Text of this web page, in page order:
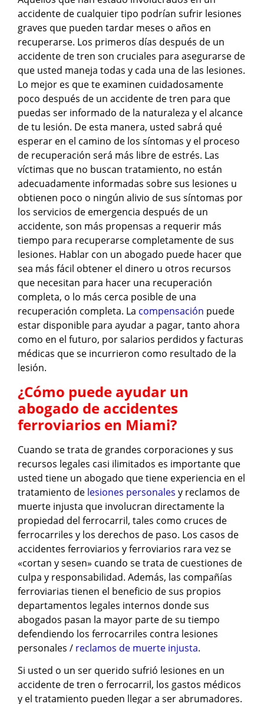
accidente de cualquier tipo podrían sufrir lesiones
graves que pueden tardar meses o años en
recuperarse. Los primeros días después de un
accidente de tren son cruciales para asegurarse de
que usted maneja todas y cada una de las lesiones.
Lo mejor es que te examinen cuidadosamente
poco después de un accidente de tren para que
puedas ser informado de la naturaleza y el alcance
de tu lesión. De esta manera, usted sabrá qué
esperar en el camino de los síntomas y el proceso
de recuperación será más libre de estrés. Las
víctimas que no buscan tratamiento, no están
adecuadamente informadas sobre sus lesiones u
obtienen poco o ningún alivio de sus síntomas por
los servicios de emergencia después de un
accidente, son más propensas a requerir más
tiempo para recuperarse completamente de sus
lesiones. Hablar con un abogado puede hacer que
sea más fácil obtener el dinero u otros recursos
que necesitan para hacer una recuperación
completa, o lo más cerca posible de una
recuperación completa. La compensación puede
estar disponible para ayudar a pagar, tanto ahora
como en el futuro, por salarios perdidos y facturas
médicas que se incurrieron como resultado de la
lesión.
¿Cómo puede ayudar un
abogado de accidentes
ferroviarios en Miami?
Cuando se trata de grandes corporaciones y sus
recursos legales casi ilimitados es importante que
usted tiene un abogado que tiene experiencia en el
tratamiento de lesiones personales y reclamos de
muerte injusta que involucran directamente la
propiedad del ferrocarril, tales como cruces de
ferrocarriles y los derechos de paso. Los casos de
accidentes ferroviarios y ferroviarios rara vez se
«cortan y sesen» cuando se trata de cuestiones de
culpa y responsabilidad. Además, las compañías
ferroviarias tienen el beneficio de sus propios
departamentos legales internos donde sus
abogados pasan la mayor parte de su tiempo
defendiendo los ferrocarriles contra lesiones
personales / reclamos de muerte injusta.
Si usted o un ser querido sufrió lesiones en un
accidente de tren o ferrocarril, los gastos médicos
y el tratamiento pueden llegar a ser abrumadores.